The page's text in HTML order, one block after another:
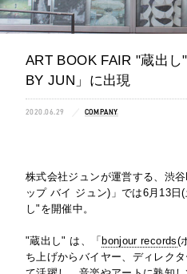
ART BOOK FAIR "蔵出
BY JUN」に出現
2020.06.29 COMPANY
株式会社ジュンが運営する、渋
ップ バイ ジュン)」では6月13
し"を開催中。
"蔵出し" は、「bonjour records(
ち上げからバイヤー、ディレク